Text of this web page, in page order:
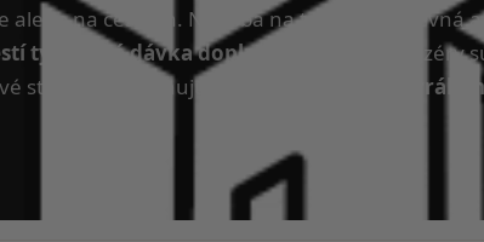
alebo na cestách. Nádoba na tabletky je pevná
týždenná dávka doplnkov.
Naše organizéry
stopy. Neobsahujú
BPA ani DEHP a sú